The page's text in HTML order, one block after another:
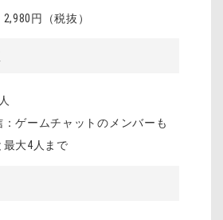
円（税抜）
：ゲームチャットのメンバーも
最大4人まで